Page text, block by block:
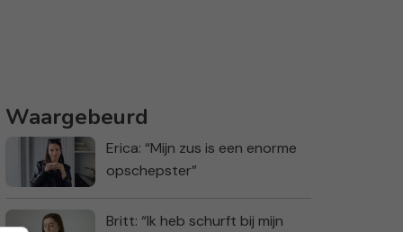
Waargebeurd
Erica: “Mijn zus is een enorme
opschepster”
Britt: “Ik heb schurft bij mijn